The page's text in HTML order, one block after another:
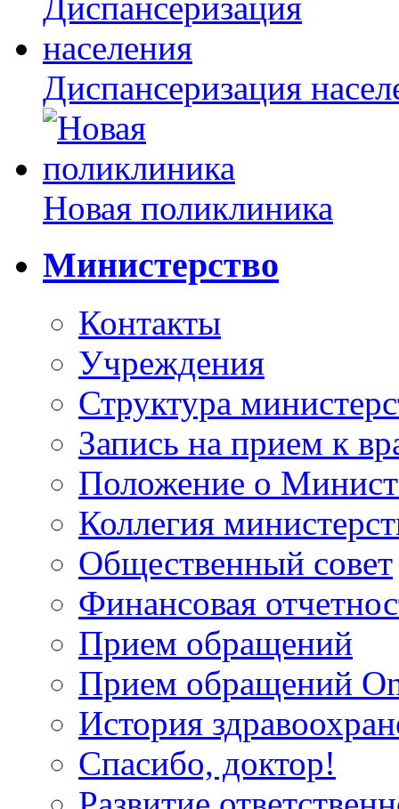
Диспансеризация
Новая поликлиника
Министерство
Контакты
Учреждения
Структура
Запись на прием к
Положение о
Коллегия
Общественный совет
Финансовая
Прием обращений
Прием обращений
История
Спасибо, доктор!